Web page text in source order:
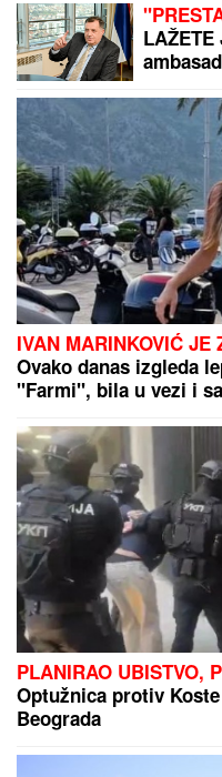
IVAN MARINKOVIĆ JE
Ovako danas izgleda
"Farmi", bila u vezi i
PLANIRAO UBISTVO,
Optužnica protiv
Beograda